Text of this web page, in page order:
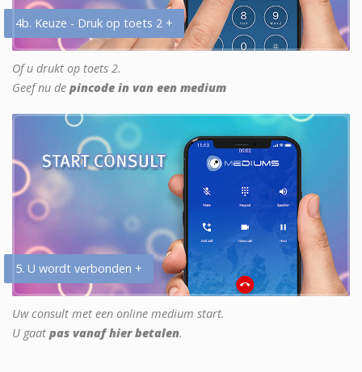
4b. Keuze - Druk op toets 2 +
Of u drukt op toets 2.
Geef nu de pincode in van een medium
5. U wordt verbonden +
Uw consult met een online medium start.
U gaat pas vanaf hier betalen.